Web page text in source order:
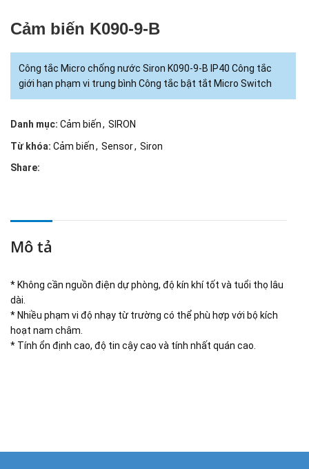
Cảm biến K090-9-B
Công tắc Micro chống nước Siron K090-9-B IP40 Công tắc
giới hạn phạm vi trung bình Công tắc bật tắt Micro Switch
Danh mục: Cảm biến, SIRON
Từ khóa: Cảm biến, Sensor, Siron
Share:
Mô tả
* Không cần nguồn điện dự phòng, độ kín khí tốt và tuổi thọ lâu
dài.
* Nhiều phạm vi độ nhạy từ trường có thể phù hợp với bộ kích
hoạt nam châm.
* Tính ổn định cao, độ tin cậy cao và tính nhất quán cao.